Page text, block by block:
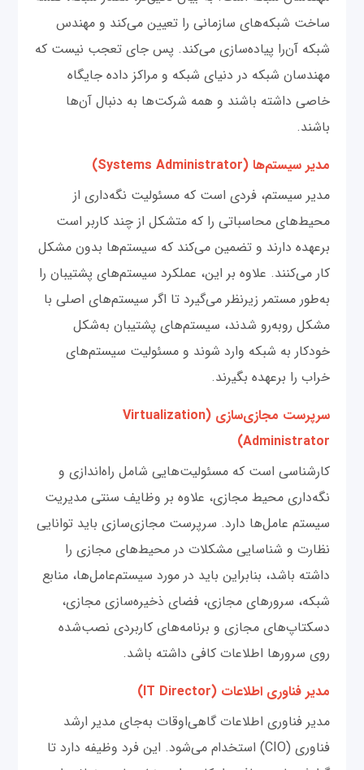
ساخت شبکه‌های سازمانی را تعیین می‌کند و مهندس
شبکه آن‌را پیاده‌سازی می‌کند. پس جای تعجب نیست که
مهندسان شبکه در دنیای شبکه و مراکز داده جایگاه
خاصی داشته باشند و همه شرکت‌ها به دنبال آن‌ها
باشند.
مدیر سیستم‌ها (Systems Administrator)
مدیر سیستم، فردی است که مسئولیت نگه‌داری از
محیط‌های محاسباتی را که متشکل از چند کاربر است
برعهده دارند و تضمین می‌کند که سیستم‌ها بدون مشکل
کار می‌کنند. علاوه بر این، عملکرد سیستم‌های پشتیبان را
به‌طور مستمر زیرنظر می‌گیرد تا اگر سیستم‌های اصلی با
مشکل روبه‌رو شدند، سیستم‌های پشتیبان به‌شکل
خودکار به شبکه وارد شوند و مسئولیت سیستم‌های
خراب را برعهده بگیرند.
سرپرست مجازی‌سازی (Virtualization
Administrator)
کارشناسی است که مسئولیت‌هایی شامل راه‌اندازی و
نگه‌داری محیط مجازی، علاوه بر وظایف سنتی مدیریت
سیستم ‌عامل‌ها دارد. سرپرست مجازی‌سازی باید توانایی
نظارت و شناسایی مشکلات در محیط‌های مجازی را
داشته باشد، بنابراین باید در مورد سیستم‌عامل‌ها، منابع
شبکه، سرورهای مجازی، فضای ذخیره‌سازی مجازی،
دسکتاپ‌های مجازی و برنامه‌های کاربردی نصب‌شده
روی سرورها اطلاعات کافی داشته باشد.
مدیر فناوری اطلاعات (IT Director)
مدیر فناوری اطلاعات گاهی‌اوقات به‌جای مدیر ارشد
فناوری (CIO) استخدام می‌شود. این فرد وظیفه دارد تا